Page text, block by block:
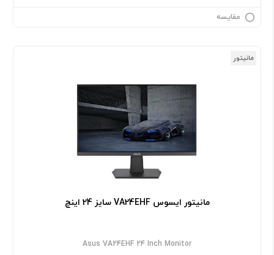
مقایسه
مانیتور
مانیتور ایسوس VA24EHF سایز 24 اینچ
Asus VA24EHF 24 Inch Monitor